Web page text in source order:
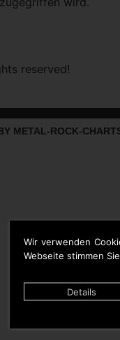
Wir verwenden
Webseite stimmen
Details
reserved!
METAL-ROCK-